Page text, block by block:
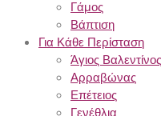
Γάμος
Βάπτιση
Για Κάθε Περίσταση
Άγιος Βαλεντίνος
Αρραβώνας
Επέτειος
Γενέθλια